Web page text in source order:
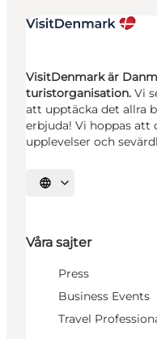
VisitDenmark är
turistorganisation. Vi
att upptäcka det allra
erbjuda! Vi hoppas att
upplevelser och
Välj språk
Våra sajter
Press
Business Events
Travel